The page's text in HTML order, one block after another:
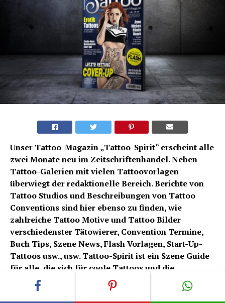
Unser Tattoo-Magazin „Tattoo-Spirit“ erscheint alle
zwei Monate neu im Zeitschriftenhandel. Neben
Tattoo-Galerien mit vielen Tattoovorlagen
überwiegt der redaktionelle Bereich. Berichte von
Tattoo Studios und Beschreibungen von Tattoo
Conventions sind hier ebenso zu finden, wie
zahlreiche Tattoo Motive und Tattoo Bilder
verschiedenster Tätowierer, Convention Termine,
Buch Tips, Szene News,FlashVorlagen, Start-Up-
Tattoos usw., usw. Tattoo-Spirit ist ein Szene Guide
für alle, die sich für coole Tattoos und die
dazugehörigen Randthemen interessieren.